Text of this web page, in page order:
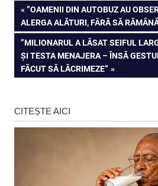
Navigare
în
articole
PREVIOUS
POST:
”OAMENII DIN AUTOBUZ AU
ALERGA ALĂTURI, FĂRĂ SĂ
NEXT
POST:
”MILIONARUL A LĂSAT SEIFUL
ȘI TESTA MENAJERA – ÎNSĂ
FĂCUT SĂ LĂCRIMEZE”